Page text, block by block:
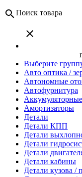
search Поиск товара
close
Выберите
Авто оптика /
Автономные
Автофурнитура
Амортизаторы
Детали
Детали КПП
Детали
Детали
Детали
Детали кабины
Детали кузова /